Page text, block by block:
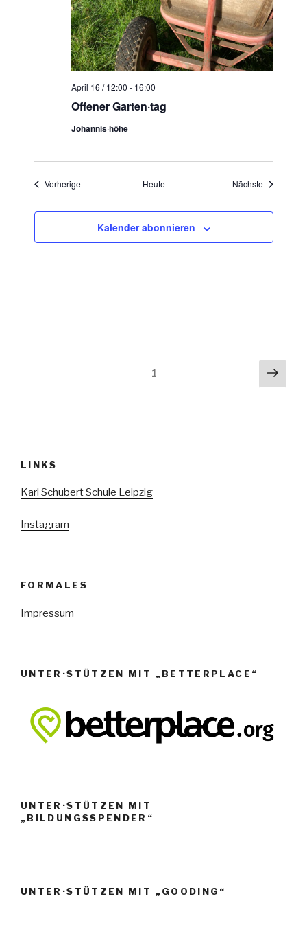
Offener Garten·tag
April 16 / 12:00 - 16:00
Johannis·höhe
VorherigeVeranstaltungen Heute Nächste
Kalender abonnieren
Seitennummerierung1
LINKS
Karl Schubert Schule Leipzig
Instagram
FORMALES
Impressum
UNTER·STÜTZEN MIT „BETTERPLACE“
UNTER·STÜTZEN MIT
„BILDUNGSSPENDER“
UNTER·STÜTZEN MIT „GOODING“